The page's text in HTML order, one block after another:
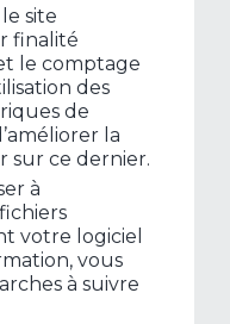
site
finalité
le comptage
des
de
la
sur ce dernier.
à
votre logiciel
vous
à suivre